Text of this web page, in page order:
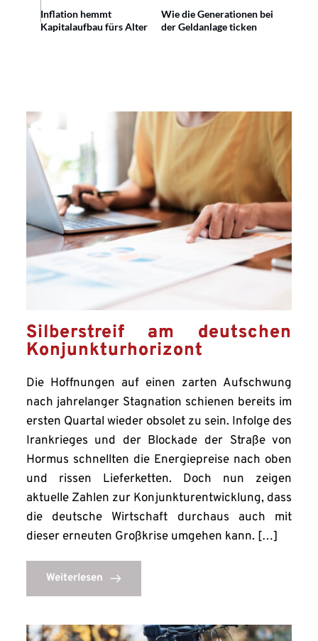
Silberstreif am deutschen
Konjunkturhorizont
Die Hoffnungen auf einen zarten Aufschwung
nach jahrelanger Stagnation schienen bereits im
ersten Quartal wieder obsolet zu sein. Infolge des
Irankrieges und der Blockade der Straße von
Hormus schnellten die Energiepreise nach oben
und rissen Lieferketten. Doch nun zeigen
aktuelle Zahlen zur Konjunkturentwicklung, dass
die deutsche Wirtschaft durchaus auch mit
dieser erneuten Großkrise umgehen kann. […]
Weiterlesen
Inflation hemmt
Kapitalaufbau fürs Alter
Wie die Generationen bei
der Geldanlage ticken